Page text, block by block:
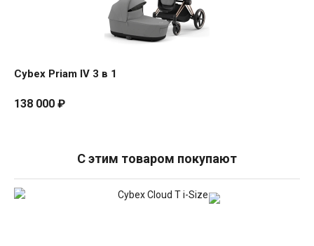
Cybex Priam IV 3 в 1
138 000 ₽
С этим товаром покупают
Cybex